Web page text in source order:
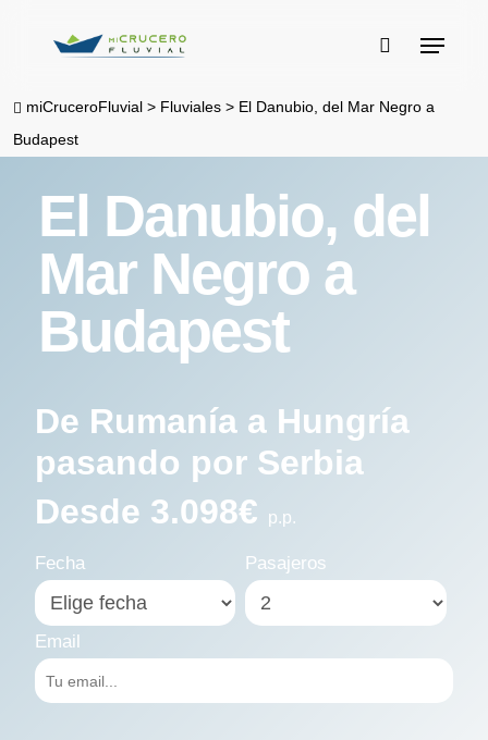
content
buscar
Menu
miCruceroFluvial > Fluviales > El Danubio, del Mar Negro a
Budapest
El Danubio, del
Mar Negro a
Budapest
De Rumanía a Hungría
pasando por Serbia
Desde 3.098€
p.p.
Fecha Pasajeros
Email